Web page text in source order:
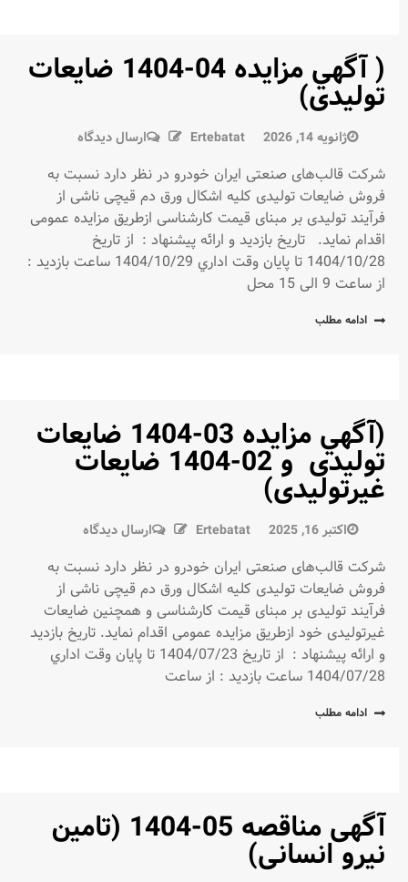
( آگهي مزايده 04-1404 ضایعات
توليدی)
ژانویه 14, 2026 Ertebatat ارسال دیدگاهدر
آگهي
مزايده
04-
ضایعات
شرکت قالب‌های صنعتی ایران خودرو در نظر دارد نسبت به
فروش ضایعات تولیدی کلیه اشکال ورق دم قیچی ناشی از
فرآیند تولیدی بر مبنای قیمت کارشناسی ازطریق مزایده عمومی
اقدام نماید. تاريخ بازديد و ارائه پيشنهاد : از تاریخ
1404/10/28 تا پايان وقت اداري 1404/10/29 ساعت بازدید :
از ساعت 9 الی 15 محل
ادامه مطلب
(آگهي مزايده 03-1404 ضایعات
توليدی و 02-1404 ضایعات
غیرتولیدی)
اکتبر 16, 2025 Ertebatat ارسال دیدگاهدر
مزايده
03-
1404
ضایعات
توليدی
شرکت قالب‌های صنعتی ایران خودرو در نظر دارد نسبت به
فروش ضایعات تولیدی کلیه اشکال ورق دم قیچی ناشی از
فرآیند تولیدی بر مبنای قیمت کارشناسی و همچنین ضایعات
غیرتولیدی خود ازطریق مزایده عمومی اقدام نماید. تاريخ بازديد
و ارائه پيشنهاد : از تاریخ 1404/07/23 تا پايان وقت اداري
1404/07/28 ساعت بازدید : از ساعت
ادامه مطلب
آگهی مناقصه 05-1404 (تامین
نیرو انسانی)